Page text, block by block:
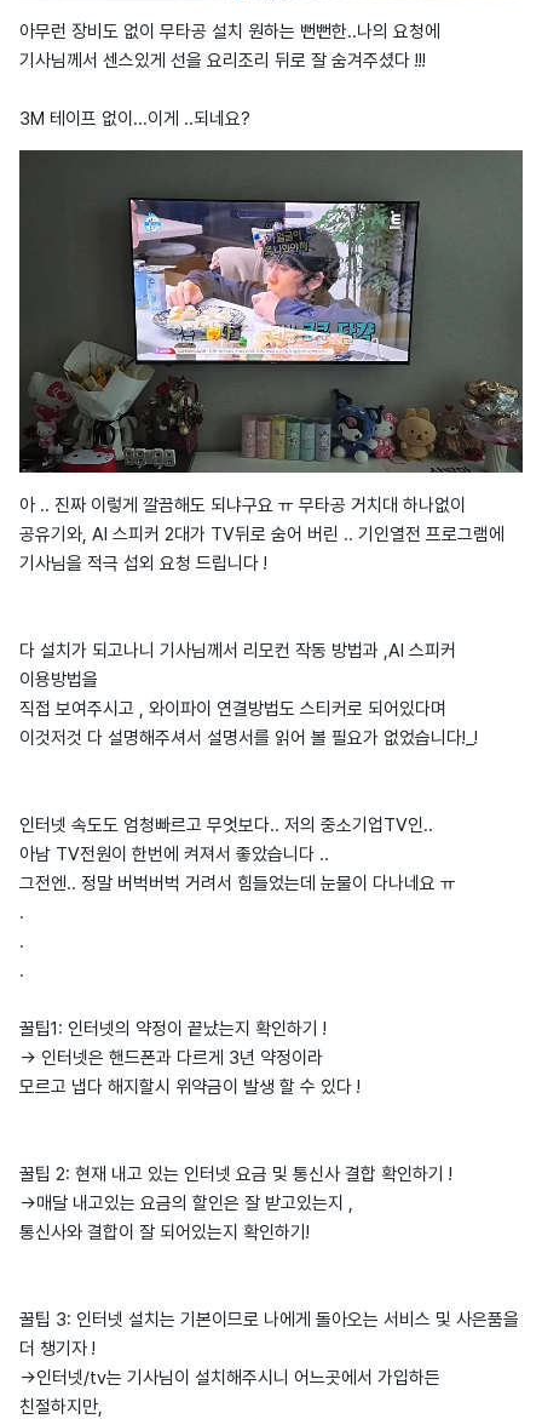
아무런 장비도 없이 무타공 설치 원하는 뻔뻔한..나의 요청에
기사님께서 센스있게 선을 요리조리 뒤로 잘 숨겨주셨다 !!!
3M 테이프 없이...이게 ..되네요?
아 .. 진짜 이렇게 깔끔해도 되냐구요 ㅠ 무타공 거치대 하나없이
공유기와, AI 스피커 2대가 TV뒤로 숨어 버린 .. 기인열전 프로그램에
기사님을 적극 섭외 요청 드립니다 !
다 설치가 되고나니 기사님께서 리모컨 작동 방법과 ,AI 스피커
이용방법을
직접 보여주시고 , 와이파이 연결방법도 스티커로 되어있다며
이것저것 다 설명해주셔서 설명서를 읽어 볼 필요가 없었습니다!_!
인터넷 속도도 엄청빠르고 무엇보다.. 저의 중소기업TV인..
아남 TV전원이 한번에 켜져서 좋았습니다 ..
그전엔.. 정말 버벅버벅 거려서 힘들었는데 눈물이 다나네요 ㅠ
.
.
.
꿀팁1: 인터넷의 약정이 끝났는지 확인하기 !
-> 인터넷은 핸드폰과 다르게 3년 약정이라
모르고 냅다 해지할시 위약금이 발생 할 수 있다 !
꿀팁 2: 현재 내고 있는 인터넷 요금 및 통신사 결합 확인하기 !
->매달 내고있는 요금의 할인은 잘 받고있는지 ,
통신사와 결합이 잘 되어있는지 확인하기!
꿀팁 3: 인터넷 설치는 기본이므로 나에게 돌아오는 서비스 및 사은품을
더 챙기자 !
->인터넷/tv는 기사님이 설치해주시니 어느곳에서 가입하든
친절하지만,